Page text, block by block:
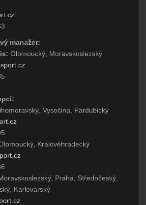
manažer:
Olomoucký, Moravskoslezský
Vysočina, Pardubický
Královéhradecký
Praha, Středočeský,
Karlovarský